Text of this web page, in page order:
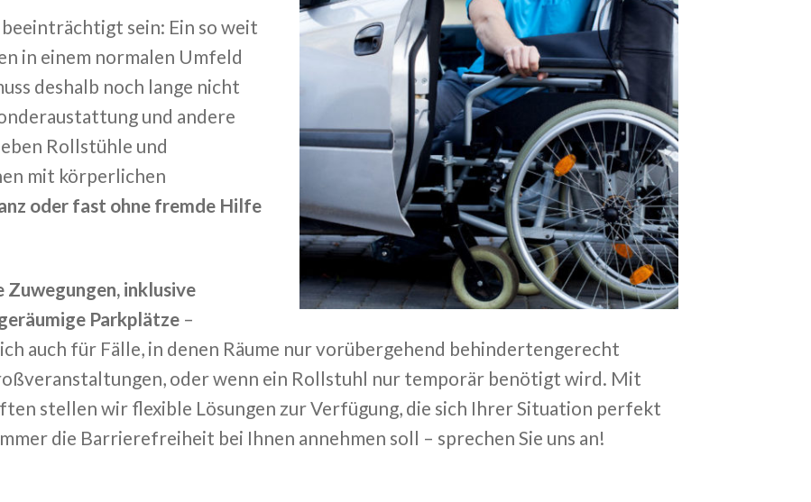
sein: Ein so weit
in einem normalen Umfeld
deshalb noch lange nicht
und andere
Rollstühle und
mit körperlichen
oder fast ohne fremde Hilfe
inklusive
Parkplätze –
auch für Fälle, in denen Räume nur vorübergehend behindertengerecht
oder wenn ein Rollstuhl nur temporär benötigt wird. Mit
stellen wir flexible Lösungen zur Verfügung, die sich Ihrer Situation perfekt
die Barrierefreiheit bei Ihnen annehmen soll – sprechen Sie uns an!